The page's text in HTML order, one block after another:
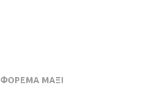
ΦΟΡΕΜΑ ΜΑΞΙ